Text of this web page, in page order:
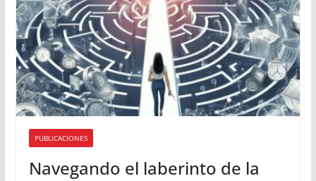
PUBLICACIONES
Navegando el laberinto de la